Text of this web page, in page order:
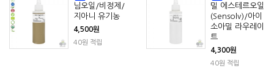
님오일/비정제/
지아니 유기농
4,500원
40원 적립
밀 에스테르오일
(Sensolv)/아이
소아밀 라우레이
트
4,300원
40원 적립